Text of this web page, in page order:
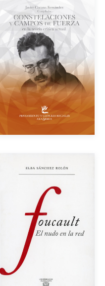
Autor
Año de edición
Impreso $200.00
Autor
Año de edición
Impreso